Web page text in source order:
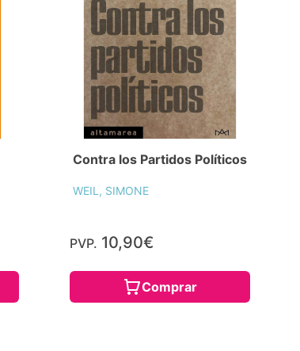
Contra los Partidos Políticos
WEIL, SIMONE
PVP. 10,90€
Comprar